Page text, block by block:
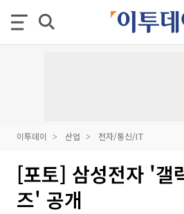
이투데이 산업 전자/통신/IT
[포토] 삼성전자 '갤
즈' 공개